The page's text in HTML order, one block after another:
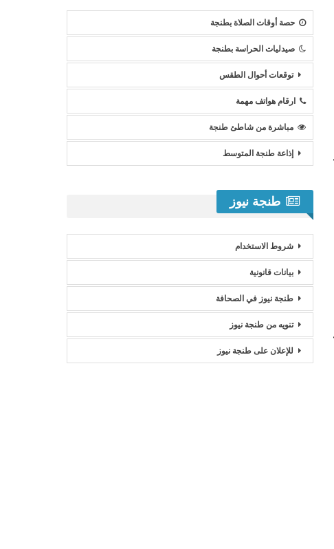
حصة أوقات الصلاة بطنجة
صيدليات الحراسة بطنجة
توقعات أحوال الطقس
ارقام هواتف مهمة
مباشرة من شاطئ طنجة
إذاعة طنجة المتوسط
طنجة نيوز
شروط الاستخدام
بيانات قانونية
طنجة نيوز في الصحافة
تنويه من طنجة نيوز
للإعلان على طنجة نيوز